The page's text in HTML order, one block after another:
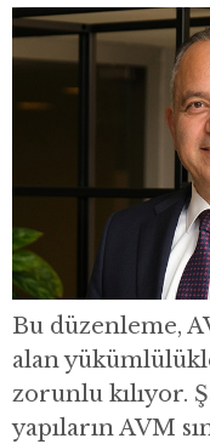
Bu düzenleme,
alan
zorunlu kılıyor.
yapıların AVM